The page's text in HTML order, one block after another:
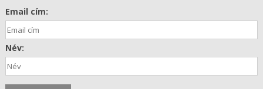
Email cím:
Név: